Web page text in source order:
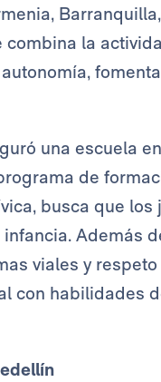
la
una escuela
de
busca que
Además
viales y
con habilidades